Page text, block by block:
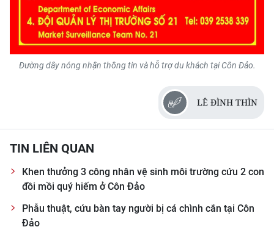
Chuyên trang TP. Hồ Chí Minh
CHUYÊN ĐỀ
CÁC CHUYÊN TRANG
THỜI NAY
NHÂN DÂN CUỐI TUẦN
NHÂN DÂN HẰNG THÁNG
MUA BÁO
Đường dây nóng nhận thông tin và hỗ trợ du khách tại Côn Đảo.
LÊ ĐÌNH THÌN
TIN LIÊN QUAN
Khen thưởng 3 công nhân vệ sinh môi trường cứu 2 con
đồi mồi quý hiếm ở Côn Đảo
Phẫu thuật, cứu bàn tay người bị cá chình cắn tại Côn
Đảo